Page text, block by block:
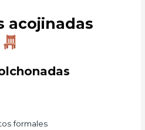
acojinadas
formales